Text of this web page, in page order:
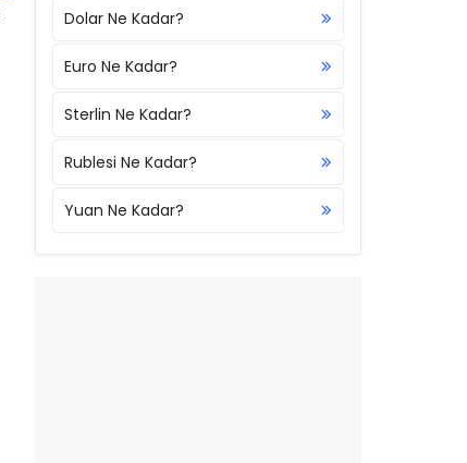
Dolar Ne Kadar?
Euro Ne Kadar?
Sterlin Ne Kadar?
Rublesi Ne Kadar?
Yuan Ne Kadar?